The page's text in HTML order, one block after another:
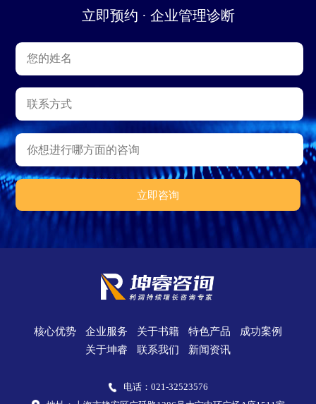
立即预约 · 企业管理诊断
核心优势 企业服务 关于书籍 特色产品
成功案例
关于坤睿
联系我们 新闻资讯
电话：021-32523576